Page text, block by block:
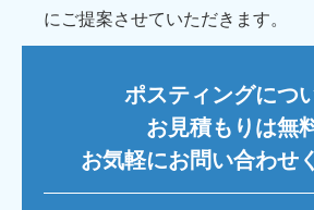
にご提案させていただきます。
ポスティングにつ
お見積もりは無
お気軽にお問い合わせ